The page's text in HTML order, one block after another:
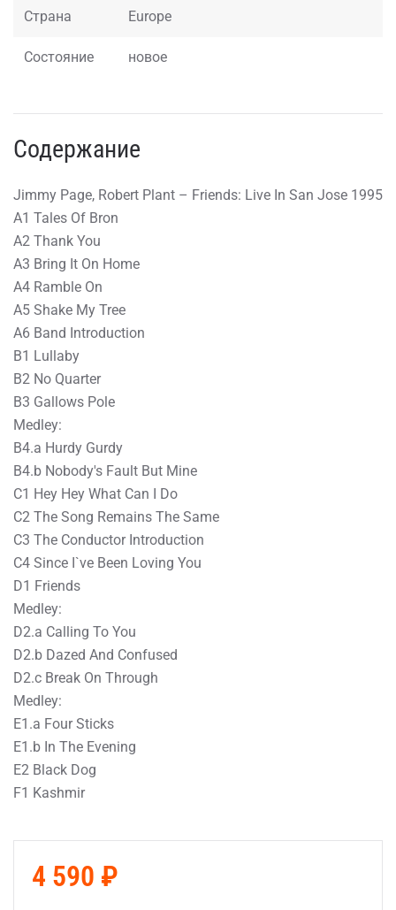
Страна Europe
Состояние новое
Содержание
Jimmy Page, Robert Plant – Friends: Live In San Jose 1995
A1 Tales Of Bron
A2 Thank You
A3 Bring It On Home
A4 Ramble On
A5 Shake My Tree
A6 Band Introduction
B1 Lullaby
B2 No Quarter
B3 Gallows Pole
Medley:
B4.a Hurdy Gurdy
B4.b Nobody's Fault But Mine
C1 Hey Hey What Can I Do
C2 The Song Remains The Same
C3 The Conductor Introduction
C4 Since I`ve Been Loving You
D1 Friends
Medley:
D2.a Calling To You
D2.b Dazed And Confused
D2.c Break On Through
Medley:
E1.a Four Sticks
E1.b In The Evening
E2 Black Dog
F1 Kashmir
4 590 ₽